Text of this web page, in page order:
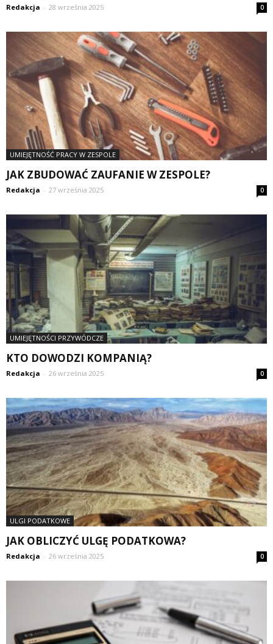
Redakcja - 28 września 2025 0
UMIEJĘTNOŚĆ PRACY W ZESPOLE
JAK ZBUDOWAĆ ZAUFANIE W ZESPOLE?
Redakcja - 27 września 2025 0
UMIEJĘTNOŚCI PRZYWÓDCZE
KTO DOWODZI KOMPANIĄ?
Redakcja - 26 września 2025 0
ULGI PODATKOWE
JAK OBLICZYĆ ULGĘ PODATKOWA?
Redakcja - 26 września 2025 0